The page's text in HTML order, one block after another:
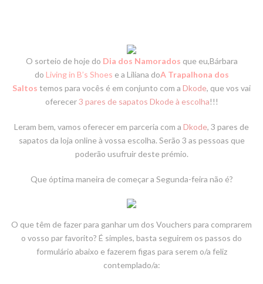
O sorteio de hoje do Dia dos Namorados que eu,Bárbara
do Living in B’s Shoes e a Liliana doA Trapalhona dos
Saltos temos para vocês é em conjunto com a Dkode, que vos vai
oferecer3 pares de sapatos Dkode à escolha!!!
Leram bem, vamos oferecer em parceria com a Dkode, 3 pares de
sapatos da loja online à vossa escolha. Serão 3 as pessoas que
poderão usufruir deste prémio.
Que óptima maneira de começar a Segunda-feira não é?
O que têm de fazer para ganhar um dos Vouchers para comprarem
o vosso par favorito? É simples, basta seguirem os passos do
formulário abaixo e fazerem figas para serem o/a feliz
contemplado/a: